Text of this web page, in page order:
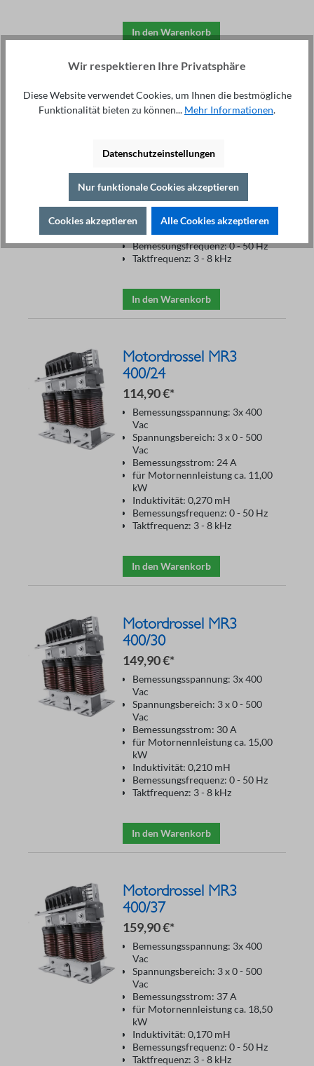
In den Warenkorb
Motordrossel MR3
400/18
Vac
Vac
Bemessungsstrom: 18 A
für Motornennleistung ca. 7,50
kW
Induktivität: 0,350 mH
Bemessungsfrequenz: 0 - 50 Hz
Taktfrequenz: 3 - 8 kHz
In den Warenkorb
Motordrossel MR3
400/24
114,90 €*
Bemessungsspannung: 3x 400
Vac
Spannungsbereich: 3 x 0 - 500
Vac
Bemessungsstrom: 24 A
für Motornennleistung ca. 11,00
kW
Induktivität: 0,270 mH
Bemessungsfrequenz: 0 - 50 Hz
Taktfrequenz: 3 - 8 kHz
In den Warenkorb
Motordrossel MR3
400/30
149,90 €*
Bemessungsspannung: 3x 400
Vac
Spannungsbereich: 3 x 0 - 500
Vac
Bemessungsstrom: 30 A
für Motornennleistung ca. 15,00
kW
Induktivität: 0,210 mH
Bemessungsfrequenz: 0 - 50 Hz
Taktfrequenz: 3 - 8 kHz
In den Warenkorb
Motordrossel MR3
400/37
159,90 €*
Bemessungsspannung: 3x 400
Vac
Spannungsbereich: 3 x 0 - 500
Vac
Bemessungsstrom: 37 A
für Motornennleistung ca. 18,50
kW
Induktivität: 0,170 mH
Bemessungsfrequenz: 0 - 50 Hz
Taktfrequenz: 3 - 8 kHz
Wir respektieren Ihre Privatsphäre
Diese Website verwendet Cookies, um Ihnen die bestmögliche
Funktionalität bieten zu können... Mehr Informationen.
Datenschutzeinstellungen
Nur funktionale Cookies akzeptieren
Cookies akzeptieren Alle Cookies akzeptieren